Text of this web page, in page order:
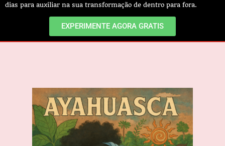
dias para auxiliar na sua transformação de dentro para fora.
EXPERIMENTE AGORA GRATIS